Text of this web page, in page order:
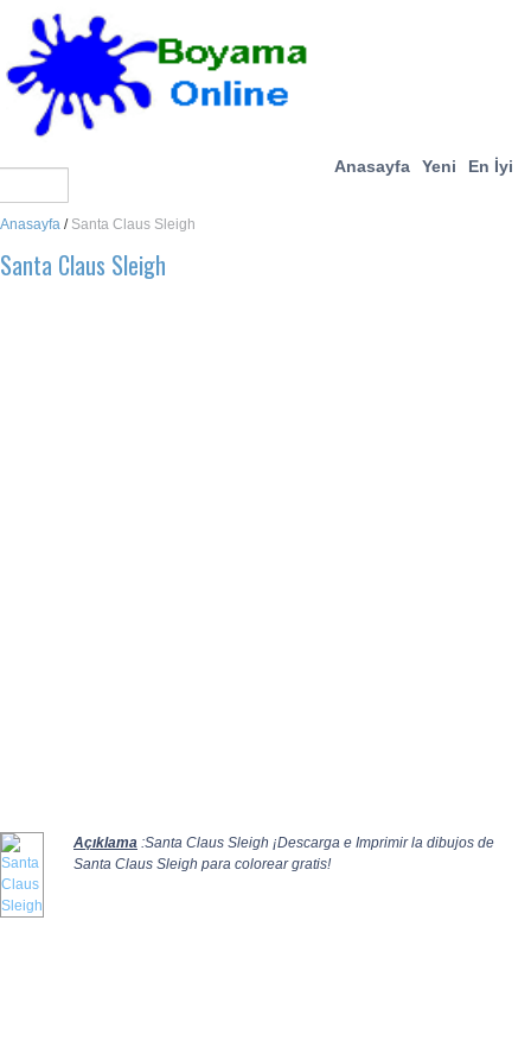
Anasayfa Yeni En İyi
Anasayfa / Santa Claus Sleigh
Santa Claus Sleigh
Açıklama :Santa Claus Sleigh ¡Descarga e Imprimir la dibujos de
Santa Claus Sleigh para colorear gratis!